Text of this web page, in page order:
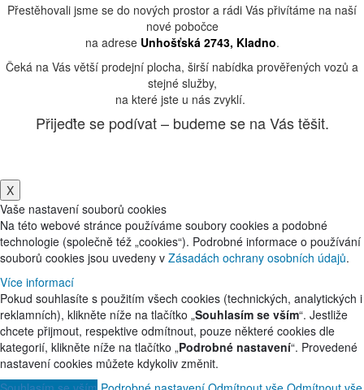
Přestěhovali jsme se do nových prostor a rádi Vás přivítáme na naší
nové pobočce
na adrese Unhošťská 2743, Kladno.
Čeká na Vás větší prodejní plocha, širší nabídka prověřených vozů a
stejné služby,
na které jste u nás zvyklí.
Přijeďte se podívat – budeme se na Vás těšit.
X
Vaše nastavení souborů cookies
Na této webové stránce používáme soubory cookies a podobné
technologie (společně též „cookies“). Podrobné informace o používání
souborů cookies jsou uvedeny v Zásadách ochrany osobních údajů.
Více informací
Pokud souhlasíte s použitím všech cookies (technických, analytických i
reklamních), klikněte níže na tlačítko „Souhlasím se vším“. Jestliže
chcete přijmout, respektive odmítnout, pouze některé cookies dle
kategorií, klikněte níže na tlačítko „Podrobné nastavení“. Provedené
nastavení cookies můžete kdykoliv změnit.